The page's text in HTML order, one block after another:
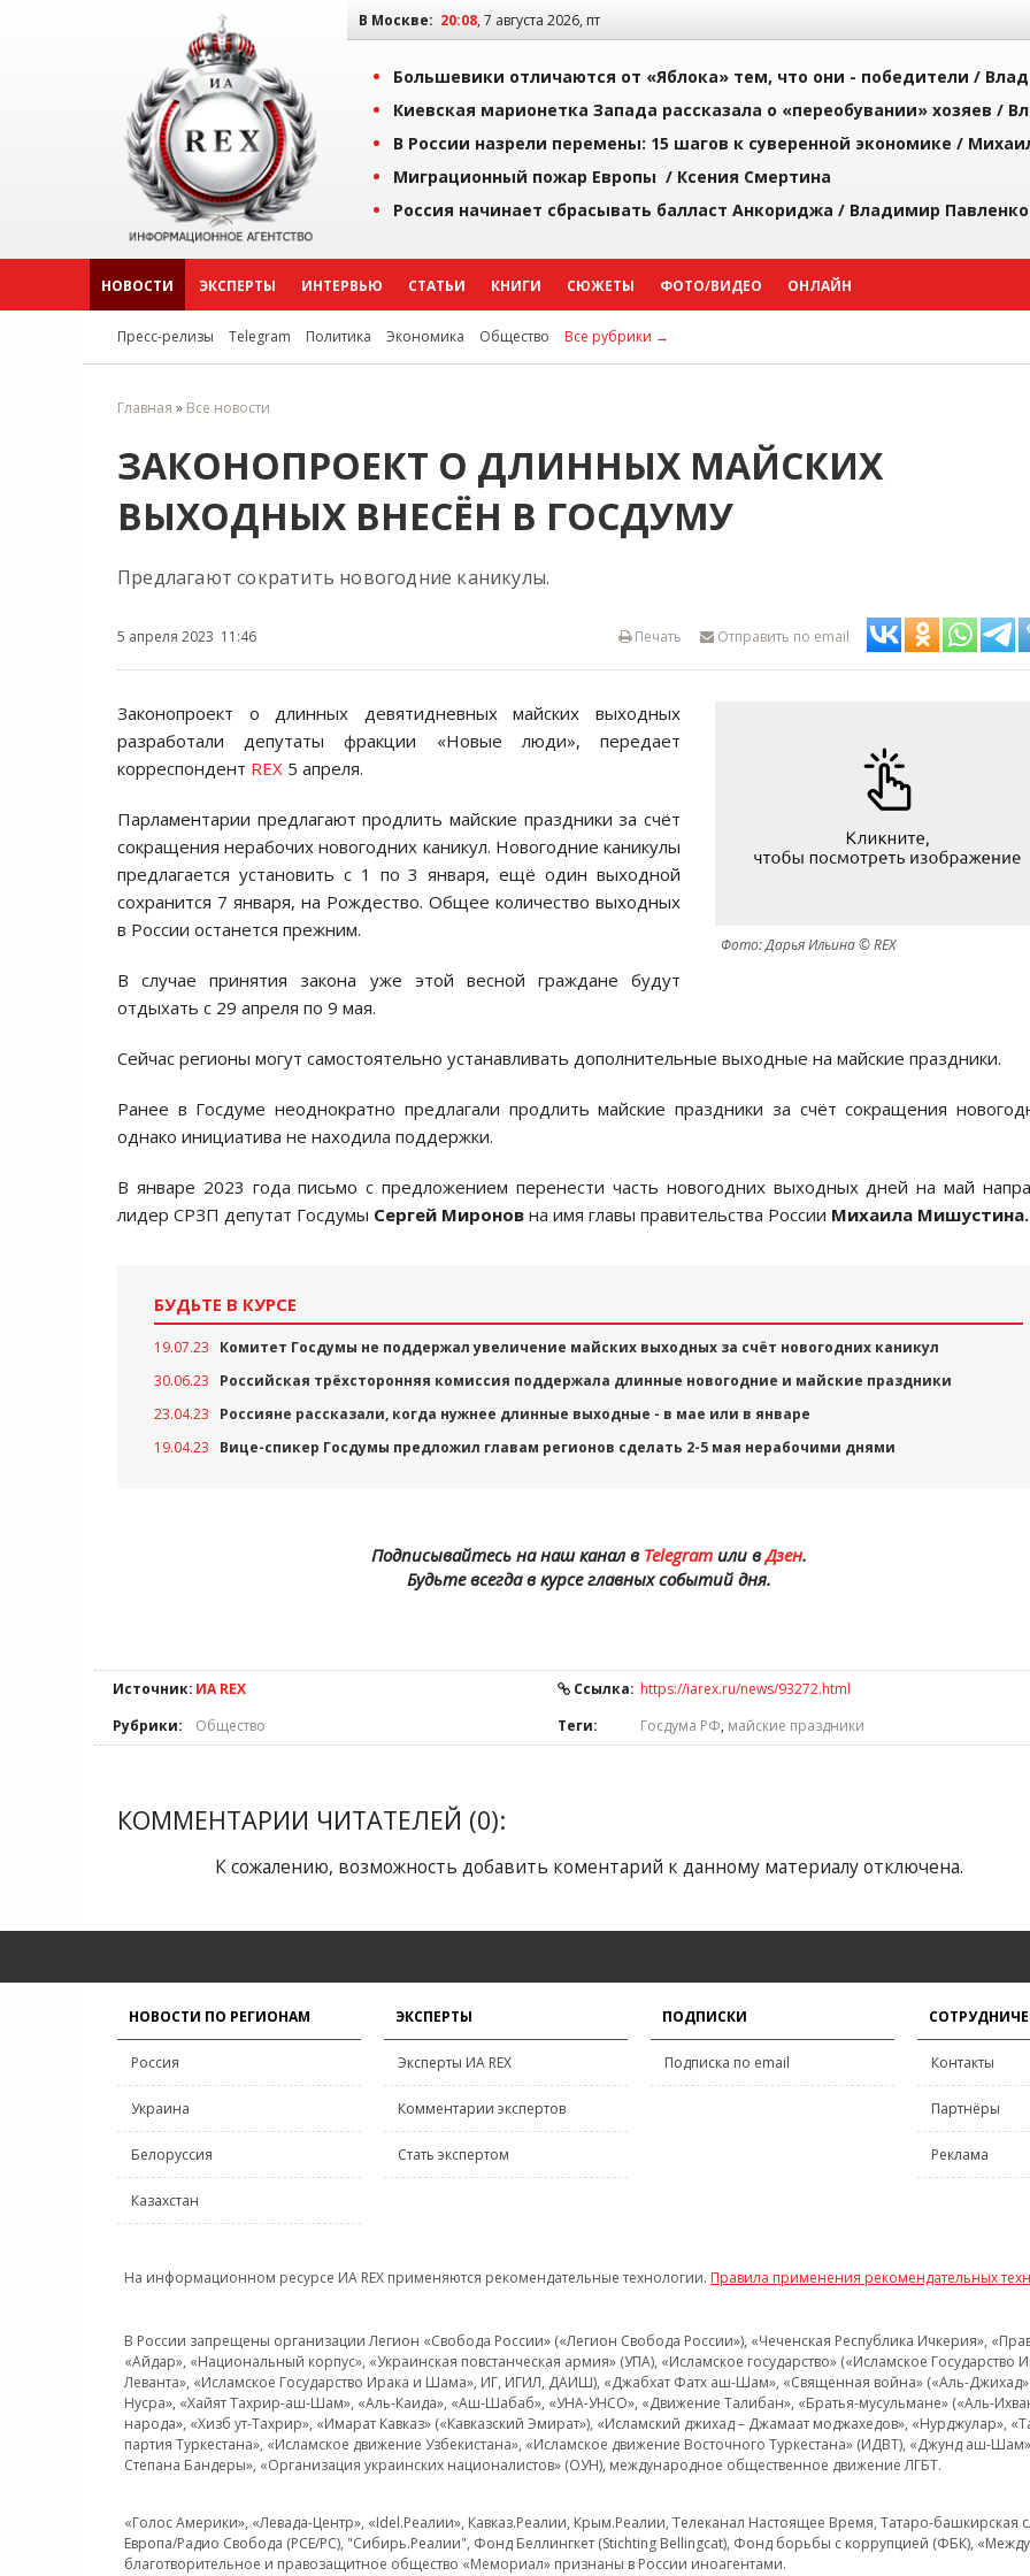
В Москве: 20:08, 7 августа 2026, пт
Большевики отличаются от «Яблока» тем, что они - победители /
Киевская марионетка Запада рассказала о «переобувании» хозяев /
В России назрели перемены: 15 шагов к суверенной экономике /
Миграционный пожар Европы / Ксения Смертина
Россия начинает сбрасывать балласт Анкориджа / Владимир Павленко
НОВОСТИ ЭКСПЕРТЫ ИНТЕРВЬЮ СТАТЬИ КНИГИ СЮЖЕТЫ ФОТО/ВИДЕО ОНЛАЙН
Пресс-релизы Telegram Политика Экономика Общество Все рубрики →
Главная » Все новости
ЗАКОНОПРОЕКТ О ДЛИННЫХ МАЙСКИХ
ВЫХОДНЫХ ВНЕСЁН В ГОСДУМУ
Предлагают сократить новогодние каникулы.
5 апреля 2023 11:46 Отправить по email
Печать
Фото: Дарья Ильина © REX
Законопроект о длинных девятидневных майских выходных
разработали депутаты фракции «Новые люди», передает
корреспондент REX 5 апреля.
Парламентарии предлагают продлить майские праздники за счёт
сокращения нерабочих новогодних каникул. Новогодние каникулы
предлагается установить с 1 по 3 января, ещё один выходной
сохранится 7 января, на Рождество. Общее количество выходных
в России останется прежним.
В случае принятия закона уже этой весной граждане будут
отдыхать с 29 апреля по 9 мая.
Сейчас регионы могут самостоятельно устанавливать дополнительные выходные на майские праздники.
Ранее в Госдуме неоднократно предлагали продлить майские праздники за счёт сокращения
однако инициатива не находила поддержки.
В январе 2023 года письмо с предложением перенести часть новогодних выходных дней на май
лидер СРЗП депутат Госдумы Сергей Миронов на имя главы правительства России Михаила Мишустина.
БУДЬТЕ В КУРСЕ
19.07.23
Комитет Госдумы не поддержал увеличение майских выходных за счёт новогодних каникул
30.06.23
Российская трёхсторонняя комиссия поддержала длинные новогодние и майские праздники
23.04.23
Россияне рассказали, когда нужнее длинные выходные - в мае или в январе
19.04.23
Вице-спикер Госдумы предложил главам регионов сделать 2-5 мая нерабочими днями
Подписывайтесь на наш канал в Telegramили вДзен.
Будьте всегда в курсе главных событий дня.
Источник: ИА REX Ссылка: https://iarex.ru/news/93272.html
Рубрики:
Общество Теги: Госдума РФ, майские праздники
КОММЕНТАРИИ ЧИТАТЕЛЕЙ (0):
К сожалению, возможность добавить коментарий к данному материалу отключена.
НОВОСТИ ПО РЕГИОНАМ
Россия
Украина
Белоруссия
Казахстан
ЭКСПЕРТЫ
Эксперты ИА REX
Комментарии экспертов
Стать экспертом
ПОДПИСКИ
Подписка по email Контакты
Партнёры
Реклама
На информационном ресурсе ИА REX применяются рекомендательные технологии. Правила применения рекомендательных
В России запрещены организации Легион «Свобода России» («Легион Свобода России»), «Чеченская Республика Ичкерия»,
«Айдар», «Национальный корпус», «Украинская повстанческая армия» (УПА), «Исламское государство» («Исламское
Леванта», «Исламское Государство Ирака и Шама», ИГ, ИГИЛ, ДАИШ), «Джабхат Фатх аш-Шам», «Священная война» («Аль-Джихад»
Нусра», «Хайят Тахрир-аш-Шам», «Аль-Каида», «Аш-Шабаб», «УНА-УНСО», «Движение Талибан», «Братья-мусульмане» («Аль-
народа», «Хизб ут-Тахрир», «Имарат Кавказ» («Кавказский Эмират»), «Исламский джихад – Джамаат моджахедов», «Нурджулар»,
партия Туркестана», «Исламское движение Узбекистана», «Исламское движение Восточного Туркестана» (ИДВТ), «Джунд аш-
Степана Бандеры», «Организация украинских националистов» (ОУН), международное общественное движение ЛГБТ.
«Голос Америки», «Левада-Центр», «Idel.Реалии», Кавказ.Реалии, Крым.Реалии, Телеканал Настоящее Время, Татаро-
Европа/Радио Свобода (PCE/PC), "Сибирь.Реалии", Фонд Беллингкет (Stichting Bellingcat), Фонд борьбы с коррупцией (ФБК),
благотворительное и правозащитное общество «Мемориал» признаны в России иноагентами.